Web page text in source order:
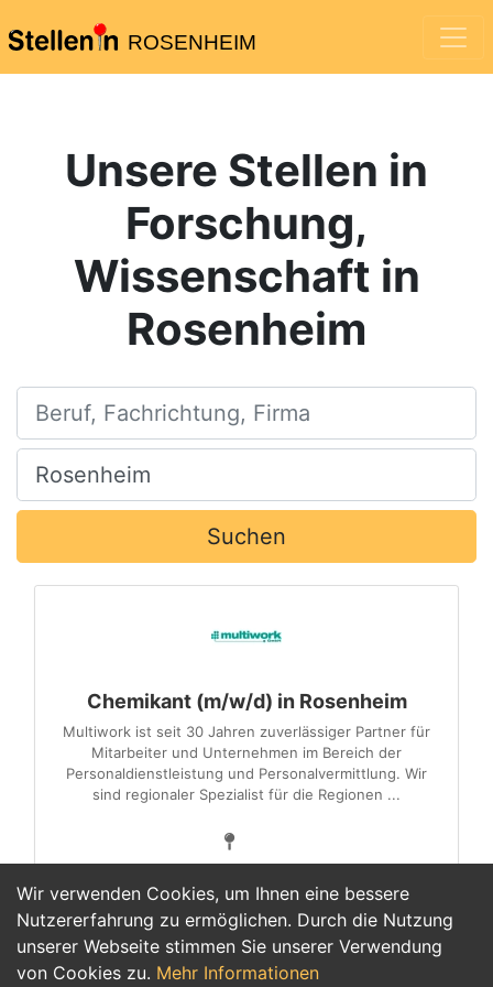
ROSENHEIM
Wir verwenden Cookies, um Ihnen eine bessere
Nutzererfahrung zu ermöglichen. Durch die Nutzung
unserer Webseite stimmen Sie unserer Verwendung
von Cookies zu. Mehr Informationen
Unsere Stellen in
Forschung,
Wissenschaft in
Rosenheim
Beruf, Fachrichtung, Firma
Ort, Stadt
Suchen
Chemikant (m/w/d) in Rosenheim
Multiwork ist seit 30 Jahren zuverlässiger Partner für
Mitarbeiter und Unternehmen im Bereich der
Personaldienstleistung und Personalvermittlung. Wir
sind regionaler Spezialist für die Regionen ...
1